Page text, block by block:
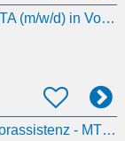
Biologielaborant/-in, BTA, MTA (m/w/d) in Vollzeit (40 h) für die Abteilung Mikrobiologie (Bereich
Medizinisch-technische Laborassistenz - MTLA/Biologe (m/w/d) - Mikrobiologie